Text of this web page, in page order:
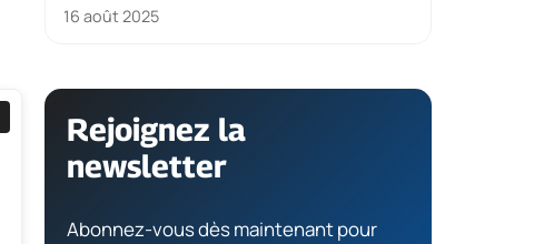
16 août 2025
Rejoignez la
newsletter
Abonnez-vous dès maintenant pour